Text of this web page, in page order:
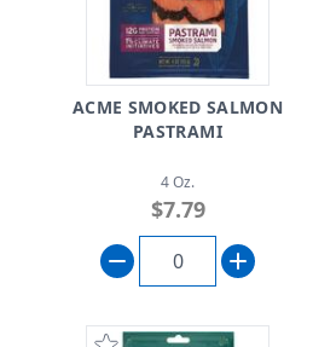
ACME SMOKED SALMON
PASTRAMI
4 Oz.
$7.79